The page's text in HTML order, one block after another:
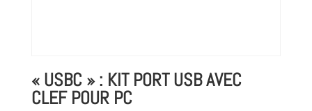
« USBC » : KIT PORT USB AVEC
CLEF POUR PC